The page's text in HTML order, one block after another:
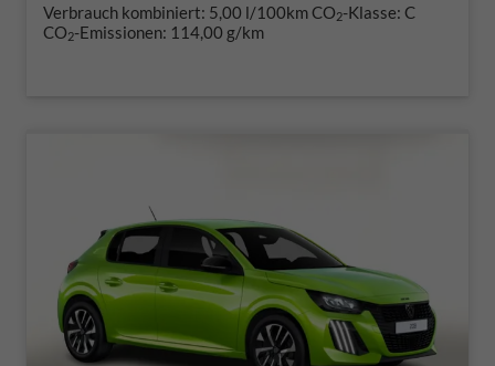
Verbrauch kombiniert: 5,00 l/100kmCO2-Klasse: C
CO2-Emissionen: 114,00 g/km